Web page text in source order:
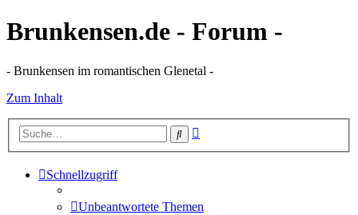
Brunkensen.de - Forum -
- Brunkensen im romantischen Glenetal -
Zum Inhalt
Suche
Schnellzugriff
Unbeantwortete Themen